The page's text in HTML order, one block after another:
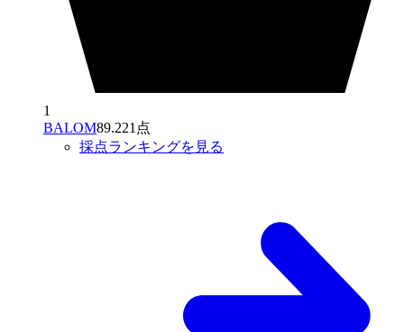
1
BALOM89.221点
採点ランキングを見る